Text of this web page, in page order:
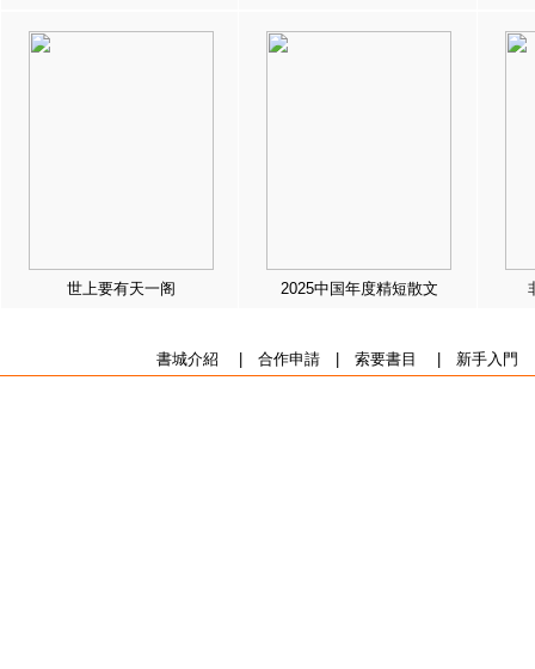
世上要有天一阁 2025中国年度精短散文
書城介紹 合作申請| 索要書目 新手入門